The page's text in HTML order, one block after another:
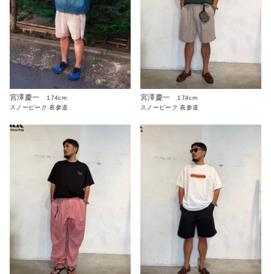
宮澤慶一
174cm
スノーピーク 表参道
宮澤慶一
174cm
スノーピーク 表参道